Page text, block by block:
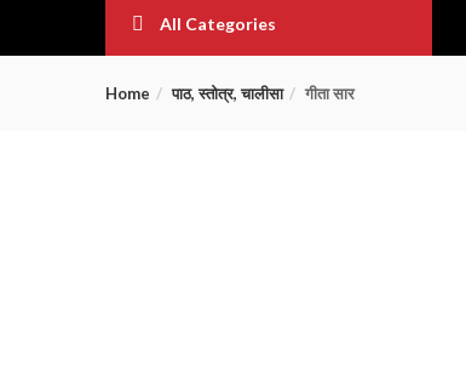
All Categories
Home पाठ, स्तोत्र, चालीसा गीता सार